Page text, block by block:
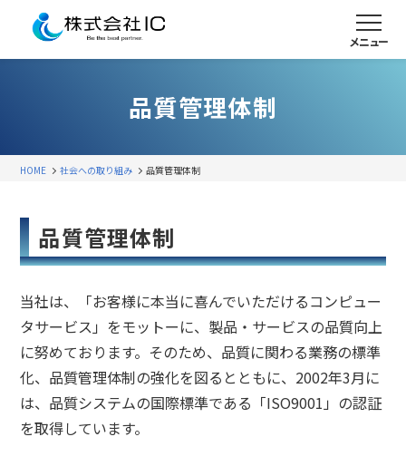
メニュー
品質管理体制
HOME 社会への取り組み 品質管理体制
品質管理体制
当社は、「お客様に本当に喜んでいただけるコンピュー
タサービス」をモットーに、製品・サービスの品質向上
に努めております。そのため、品質に関わる業務の標準
化、品質管理体制の強化を図るとともに、2002年3月に
は、品質システムの国際標準である「ISO9001」の認証
を取得しています。